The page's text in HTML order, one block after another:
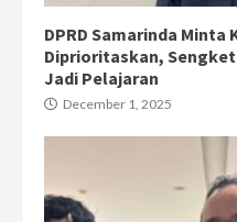
DPRD Samarinda
Diprioritaskan,
Jadi Pelajaran
December 1, 2025